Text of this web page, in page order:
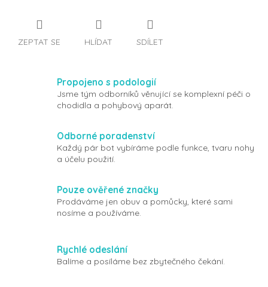
ZEPTAT SE HLÍDAT SDÍLET
Propojeno s podologií
Jsme tým odborníků věnující se komplexní péči o
chodidla a pohybový aparát.
Odborné poradenství
Každý pár bot vybíráme podle funkce, tvaru nohy
a účelu použití.
Pouze ověřené značky
Prodáváme jen obuv a pomůcky, které sami
nosíme a používáme.
Rychlé odeslání
Balíme a posíláme bez zbytečného čekání.